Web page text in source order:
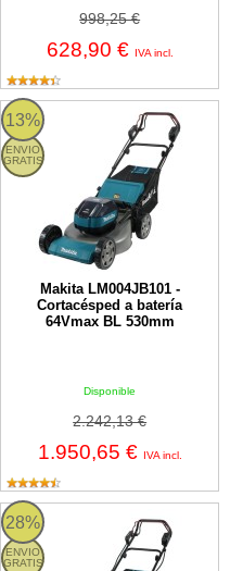
998,25 €
628,90 € IVA incl.
13%
ENVIO
GRATIS
Makita LM004JB101 -
Cortacésped a batería
64Vmax BL 530mm
Disponible
2.242,13 €
1.950,65 € IVA incl.
LM004JB101 Makita
28%
ENVIO
GRATIS
Makita LM002G - Cortacésped